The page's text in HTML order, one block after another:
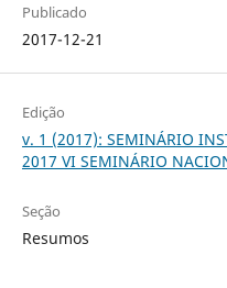
Publicado
2017-12-21
Edição
v. 1 (2017): SEMINÁRIO
2017 VI SEMINÁRIO
Seção
Resumos